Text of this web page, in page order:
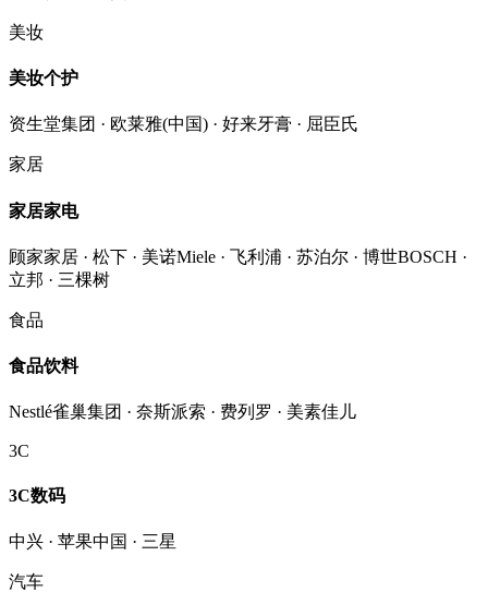
美妆
美妆个护
资生堂集团 · 欧莱雅(中国) · 好来牙膏 · 屈臣氏
家居
家居家电
顾家家居 · 松下 · 美诺Miele · 飞利浦 · 苏泊尔 · 博世BOSCH ·
立邦 · 三棵树
食品
食品饮料
Nestlé雀巢集团 · 奈斯派索 · 费列罗 · 美素佳儿
3C
3C数码
中兴 · 苹果中国 · 三星
汽车